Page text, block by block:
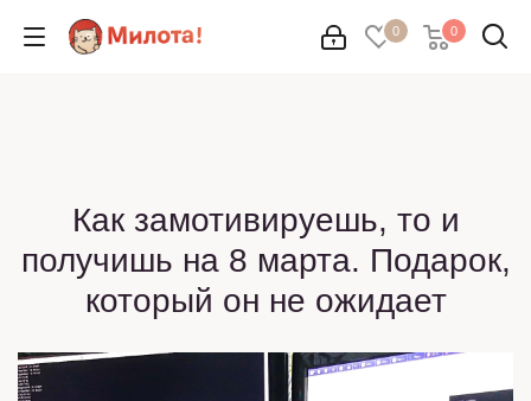
0 0
Как замотивируешь, то и
получишь на 8 марта. Подарок,
который он не ожидает